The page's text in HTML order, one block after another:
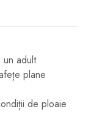
adult
plane
de ploaie